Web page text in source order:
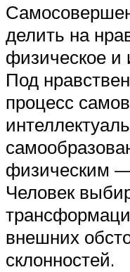
делить на
физическое и
Под
процесс
физическим
Человек
внешних
склонностей.